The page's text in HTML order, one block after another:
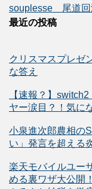
souplesse 尾道回
最近の投稿
クリスマスプレゼ
な答え
【速報？】
ヤー涙目？！気に
小泉進次郎農相の
い」発言を超える
楽天モバイルユー
める裏ワザ大公開